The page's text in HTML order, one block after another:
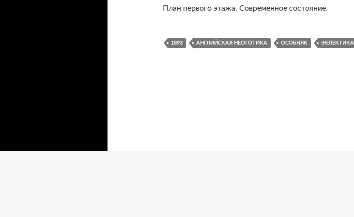
План первого этажа. Современное состояние.
1893 АНГЛИЙСКАЯ НЕОГОТИКА ОСОБНЯК ЭКЛЕКТИКА